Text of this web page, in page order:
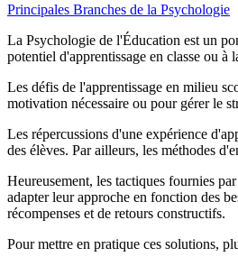
Principales Branches de la Psychologie
La Psychologie de l'Éducation est un
potentiel d'apprentissage en classe ou
Les défis de l'apprentissage en milieu
motivation nécessaire ou pour gérer le
Les répercussions d'une expérience
des élèves. Par ailleurs, les méthodes
Heureusement, les tactiques fournies
adapter leur approche en fonction des
récompenses et de retours constructifs.
Pour mettre en pratique ces solutions,